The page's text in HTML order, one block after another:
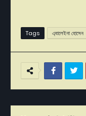
Tags এ্যালেইনা হোসেন